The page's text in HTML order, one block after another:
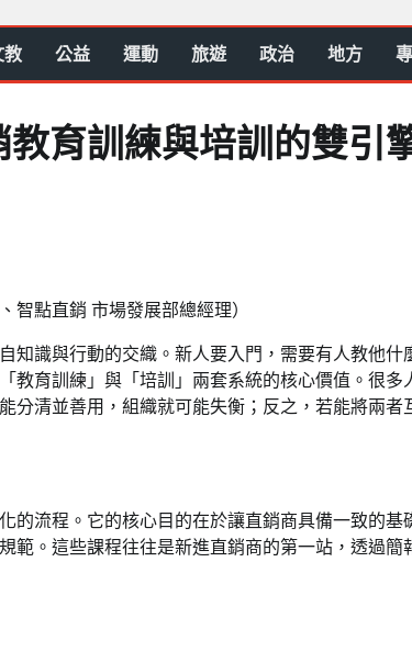
教 公益 運動 旅遊 政治 地方
育訓練與培訓的雙引
點直銷 市場發展部總經理）
知識與行動的交織。新人要入門，需要有人教他
教育訓練」與「培訓」兩套系統的核心價值。很
分清並善用，組織就可能失衡；反之，若能將兩
的流程。它的核心目的在於讓直銷商具備一致的
範。這些課程往往是新進直銷商的第一站，透過